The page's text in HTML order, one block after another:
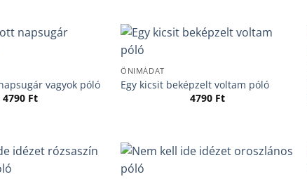
vagyok póló
4790 Ft
ÖNIMÁDAT
Egy kicsit beképzelt voltam póló
4790 Ft